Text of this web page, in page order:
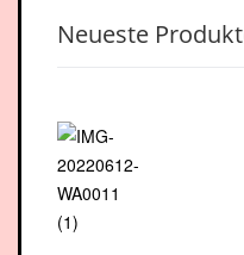
Neueste